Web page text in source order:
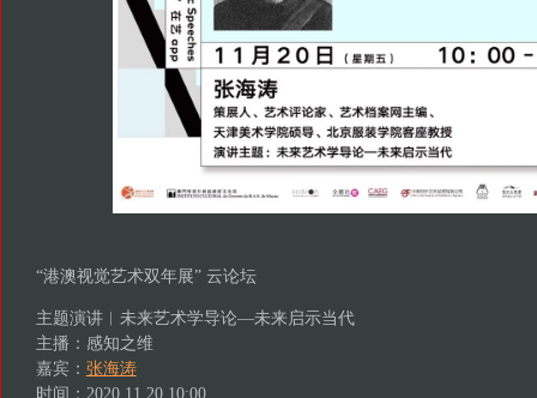
“港澳视觉艺术双年展” 云论坛
主题演讲︱未来艺术学导论—未来启示当代
主播：感知之维
嘉宾： 张海涛
时间：2020.11.20 10:00